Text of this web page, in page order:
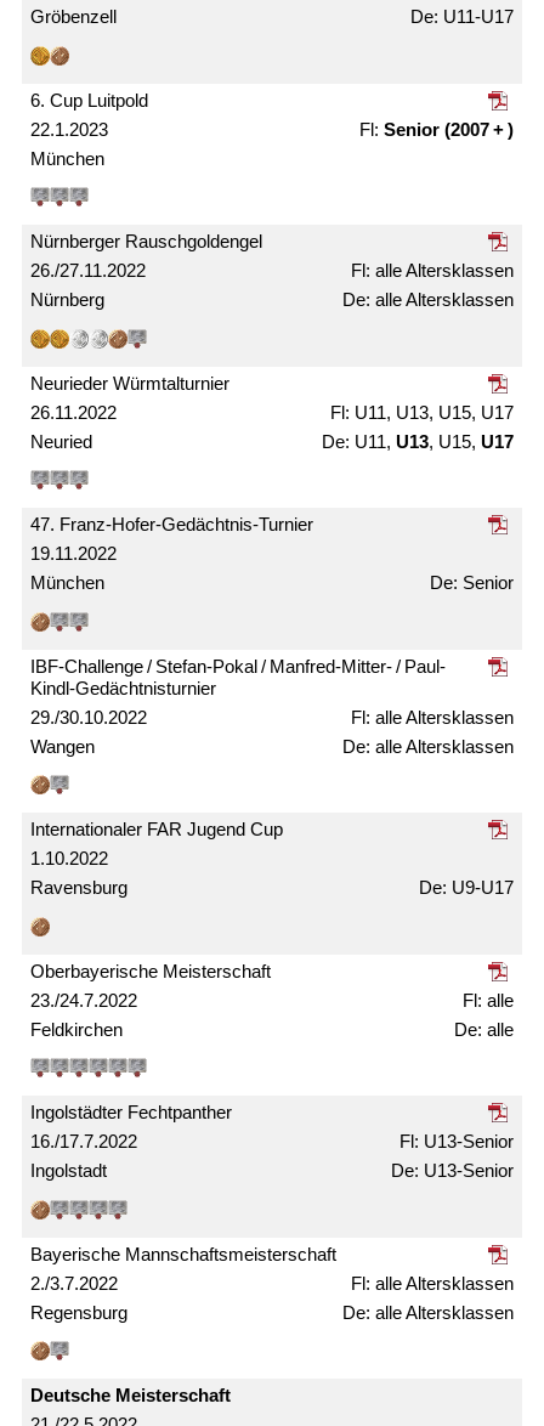
Gröbenzell U11-U17
22.1.2023
6. Cup Luitpold
München
Senior (2007 + )
26./27.11.2022
Nürnberger Rausch­gold­engel
Nürnberg
alle Alters­klassen
alle Alters­klassen
26.11.2022
Neurieder Würmtal­turnier
Neuried
U11, U13, U15, U17
U11, U13, U15, U17
19.11.2022
47. Franz-Hofer-Gedächtnis-Turnier
München Senior
29./30.10.2022
IBF-Challenge / Stefan-Pokal / Manfred-Mitter- / Paul-
Kindl-Gedächtnis­turnier
Wangen
alle Alters­klassen
alle Alters­klassen
1.10.2022
Internationaler FAR Jugend Cup
Ravensburg U9-U17
23./24.7.2022
Ober­bayerische Meister­schaft
Feldkirchen
alle
alle
16./17.7.2022
Ingolstädter Fechtpanther
Ingolstadt
U13-Senior
U13-Senior
2./3.7.2022
Bayerische Mann­schafts­meister­schaft
Regensburg
alle Alters­klassen
alle Alters­klassen
Deutsche Meister­schaft